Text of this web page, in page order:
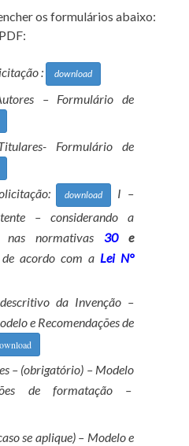
os formulários abaixo:
: download
– Formulário de
Formulário de
download
I –
– considerando a
nas normativas
30
e
acordo com a Lei N°
da Invenção –
e Recomendações de
– (obrigatório) – Modelo
de formatação –
se aplique) – Modelo e